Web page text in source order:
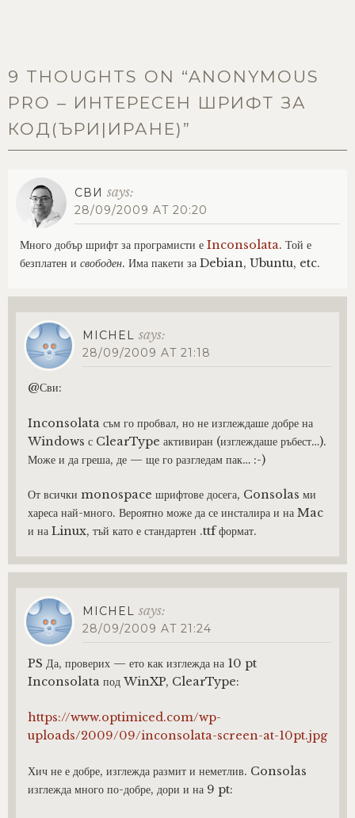
9 THOUGHTS ON “ANONYMOUS
PRO – ИНТЕРЕСЕН ШРИФТ ЗА
КОД(ЪРИ|ИРАНЕ) ”
СВИ says:
28/09/2009 AT 20:20
Много добър шрифт за програмисти е Inconsolata. Той е
безплатен и свободен. Има пакети за Debian, Ubuntu, etc.
MICHEL says:
28/09/2009 AT 21:18
@Сви:
Inconsolata съм го пробвал, но не изглеждаше добре на
Windows с ClearType активиран (изглеждаше ръбест…).
Може и да греша, де — ще го разгледам пак… :-)
От всички monospace шрифтове досега, Consolas ми
хареса най-много. Вероятно може да се инсталира и на Mac
и на Linux, тъй като е стандартен .ttf формат.
MICHEL says:
28/09/2009 AT 21:24
PS Да, проверих — ето как изглежда на 10 pt
Inconsolata под WinXP, ClearType:
https://www.optimiced.com/wp-
uploads/2009/09/inconsolata-screen-at-10pt.jpg
Хич не е добре, изглежда размит и неметлив. Consolas
изглежда много по-добре, дори и на 9 pt: